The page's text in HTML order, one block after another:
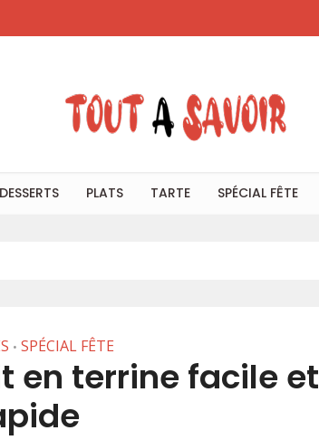
DESSERTS PLATS TARTE SPÉCIAL FÊTE
• SPÉCIAL FÊTE
en terrine facile et